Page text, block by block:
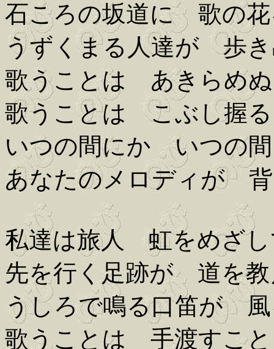
石ころの坂道に 歌の花
うずくまる人達が 歩
歌うことは あきらめ
歌うことは こぶし握
いつの間にか いつの
あなたのメロディが
私達は旅人 虹をめざし
先を行く足跡が 道を教
うしろで鳴る口笛が
歌うことは 手渡すこと